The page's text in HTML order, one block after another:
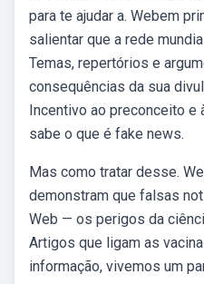
para te ajudar a. Webem
salientar que a rede
Temas, repertórios e
consequências da sua
Incentivo ao preconceito e
sabe o que é fake news.
Mas como tratar desse.
demonstram que falsas
Web — os perigos da
Artigos que ligam as
informação, vivemos um